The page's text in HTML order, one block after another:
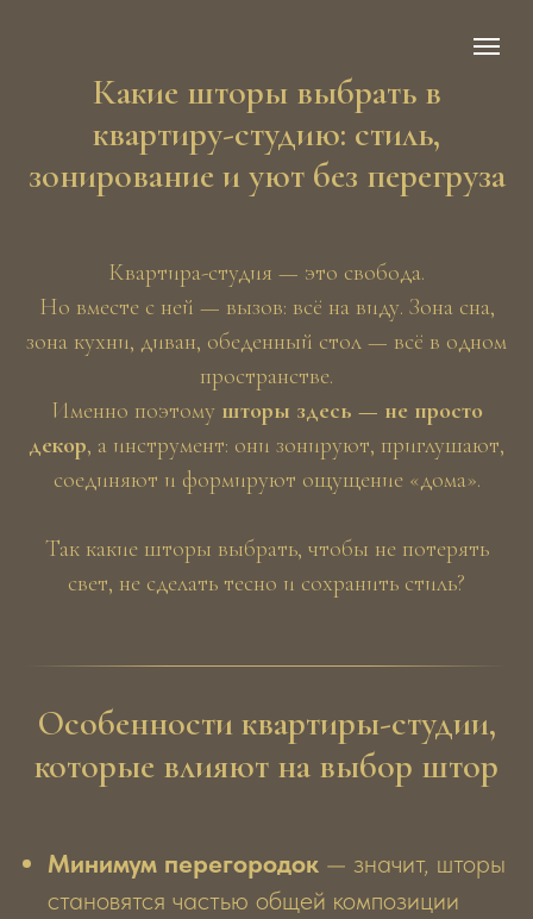
Какие шторы выбрать в
квартиру-студию: стиль,
зонирование и уют без перегруза
Квартира-студия — это свобода.
Но вместе с ней — вызов: всё на виду. Зона сна,
зона кухни, диван, обеденный стол — всё в одном
пространстве.
Именно поэтому шторы здесь — не просто
декор, а инструмент: они зонируют, приглушают,
соединяют и формируют ощущение «дома».
Так какие шторы выбрать, чтобы не потерять
свет, не сделать тесно и сохранить стиль?
Особенности квартиры-студии,
которые влияют на выбор штор
Минимум перегородок — значит, шторы
становятся частью общей композиции